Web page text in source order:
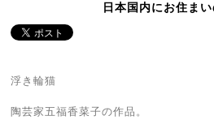
日本国内にお住ま
浮き輪猫
陶芸家五福香菜子の作品。